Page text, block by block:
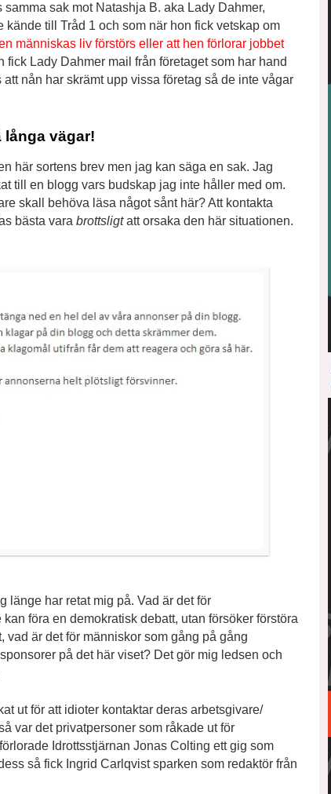
sak mot Natashja B. aka Lady Dahmer,
till Tråd 1 och som när hon fick vetskap om
människas liv förstörs eller att hen förlorar jobbet
fick Lady Dahmer mail från företaget som har hand
nån har skrämt upp vissa företag så de inte vågar
långa vägar!
här sortens brev men jag kan säga en sak. Jag
till en blogg vars budskap jag inte håller med om.
skall behöva läsa något sånt här? Att kontakta
bästa vara brottsligtatt orsaka den här situationen.
länge har retat mig på. Vad är det för
föra en demokratisk debatt, utan försöker förstöra
vad är det för människor som gång på gång
på det här viset? Det gör mig ledsen och
ut för att idioter kontaktar deras arbetsgivare/
var det privatpersoner som råkade ut för
Idrottsstjärnan Jonas Colting ett gig som
så fick Ingrid Carlqvist sparken som redaktör från